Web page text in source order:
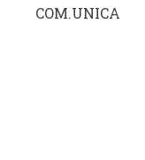
COM.UNICA